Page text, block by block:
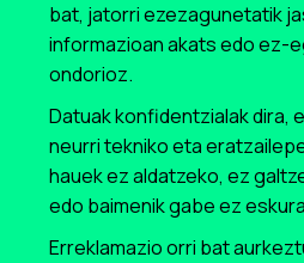
bat, jatorri ezezagunetatik
informazioan akats edo ez-
ondorioz.
Datuak konfidentzialak dira,
neurri tekniko eta
hauek ez aldatzeko, ez
edo baimenik gabe ez
Erreklamazio orri bat